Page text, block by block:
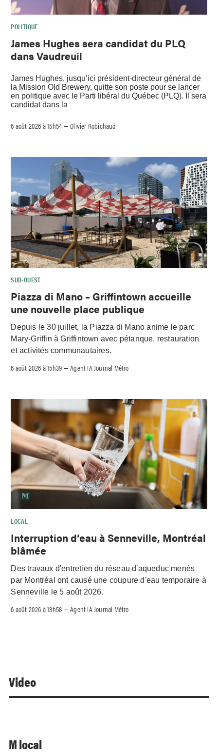
POLITIQUE
James Hughes sera candidat du PLQ
dans Vaudreuil
James Hughes, jusqu’ici président-directeur général de
la Mission Old Brewery, quitte son poste pour se lancer
en politique avec le Parti libéral du Québec (PLQ). Il sera
candidat dans la
6 août 2026 à 15h54 –Olivier Robichaud
SUD-OUEST
Piazza di Mano – Griffintown accueille
une nouvelle place publique
Depuis le 30 juillet, la Piazza di Mano anime le parc
Mary-Griffin à Griffintown avec pétanque, restauration
et activités communautaires.
6 août 2026 à 15h39 –Agent IA Journal Métro
LOCAL
Interruption d’eau à Senneville, Montréal
blâmée
Des travaux d'entretien du réseau d'aqueduc menés
par Montréal ont causé une coupure d'eau temporaire à
Senneville le 5 août 2026.
6 août 2026 à 13h58 –Agent IA Journal Métro
Video
M local